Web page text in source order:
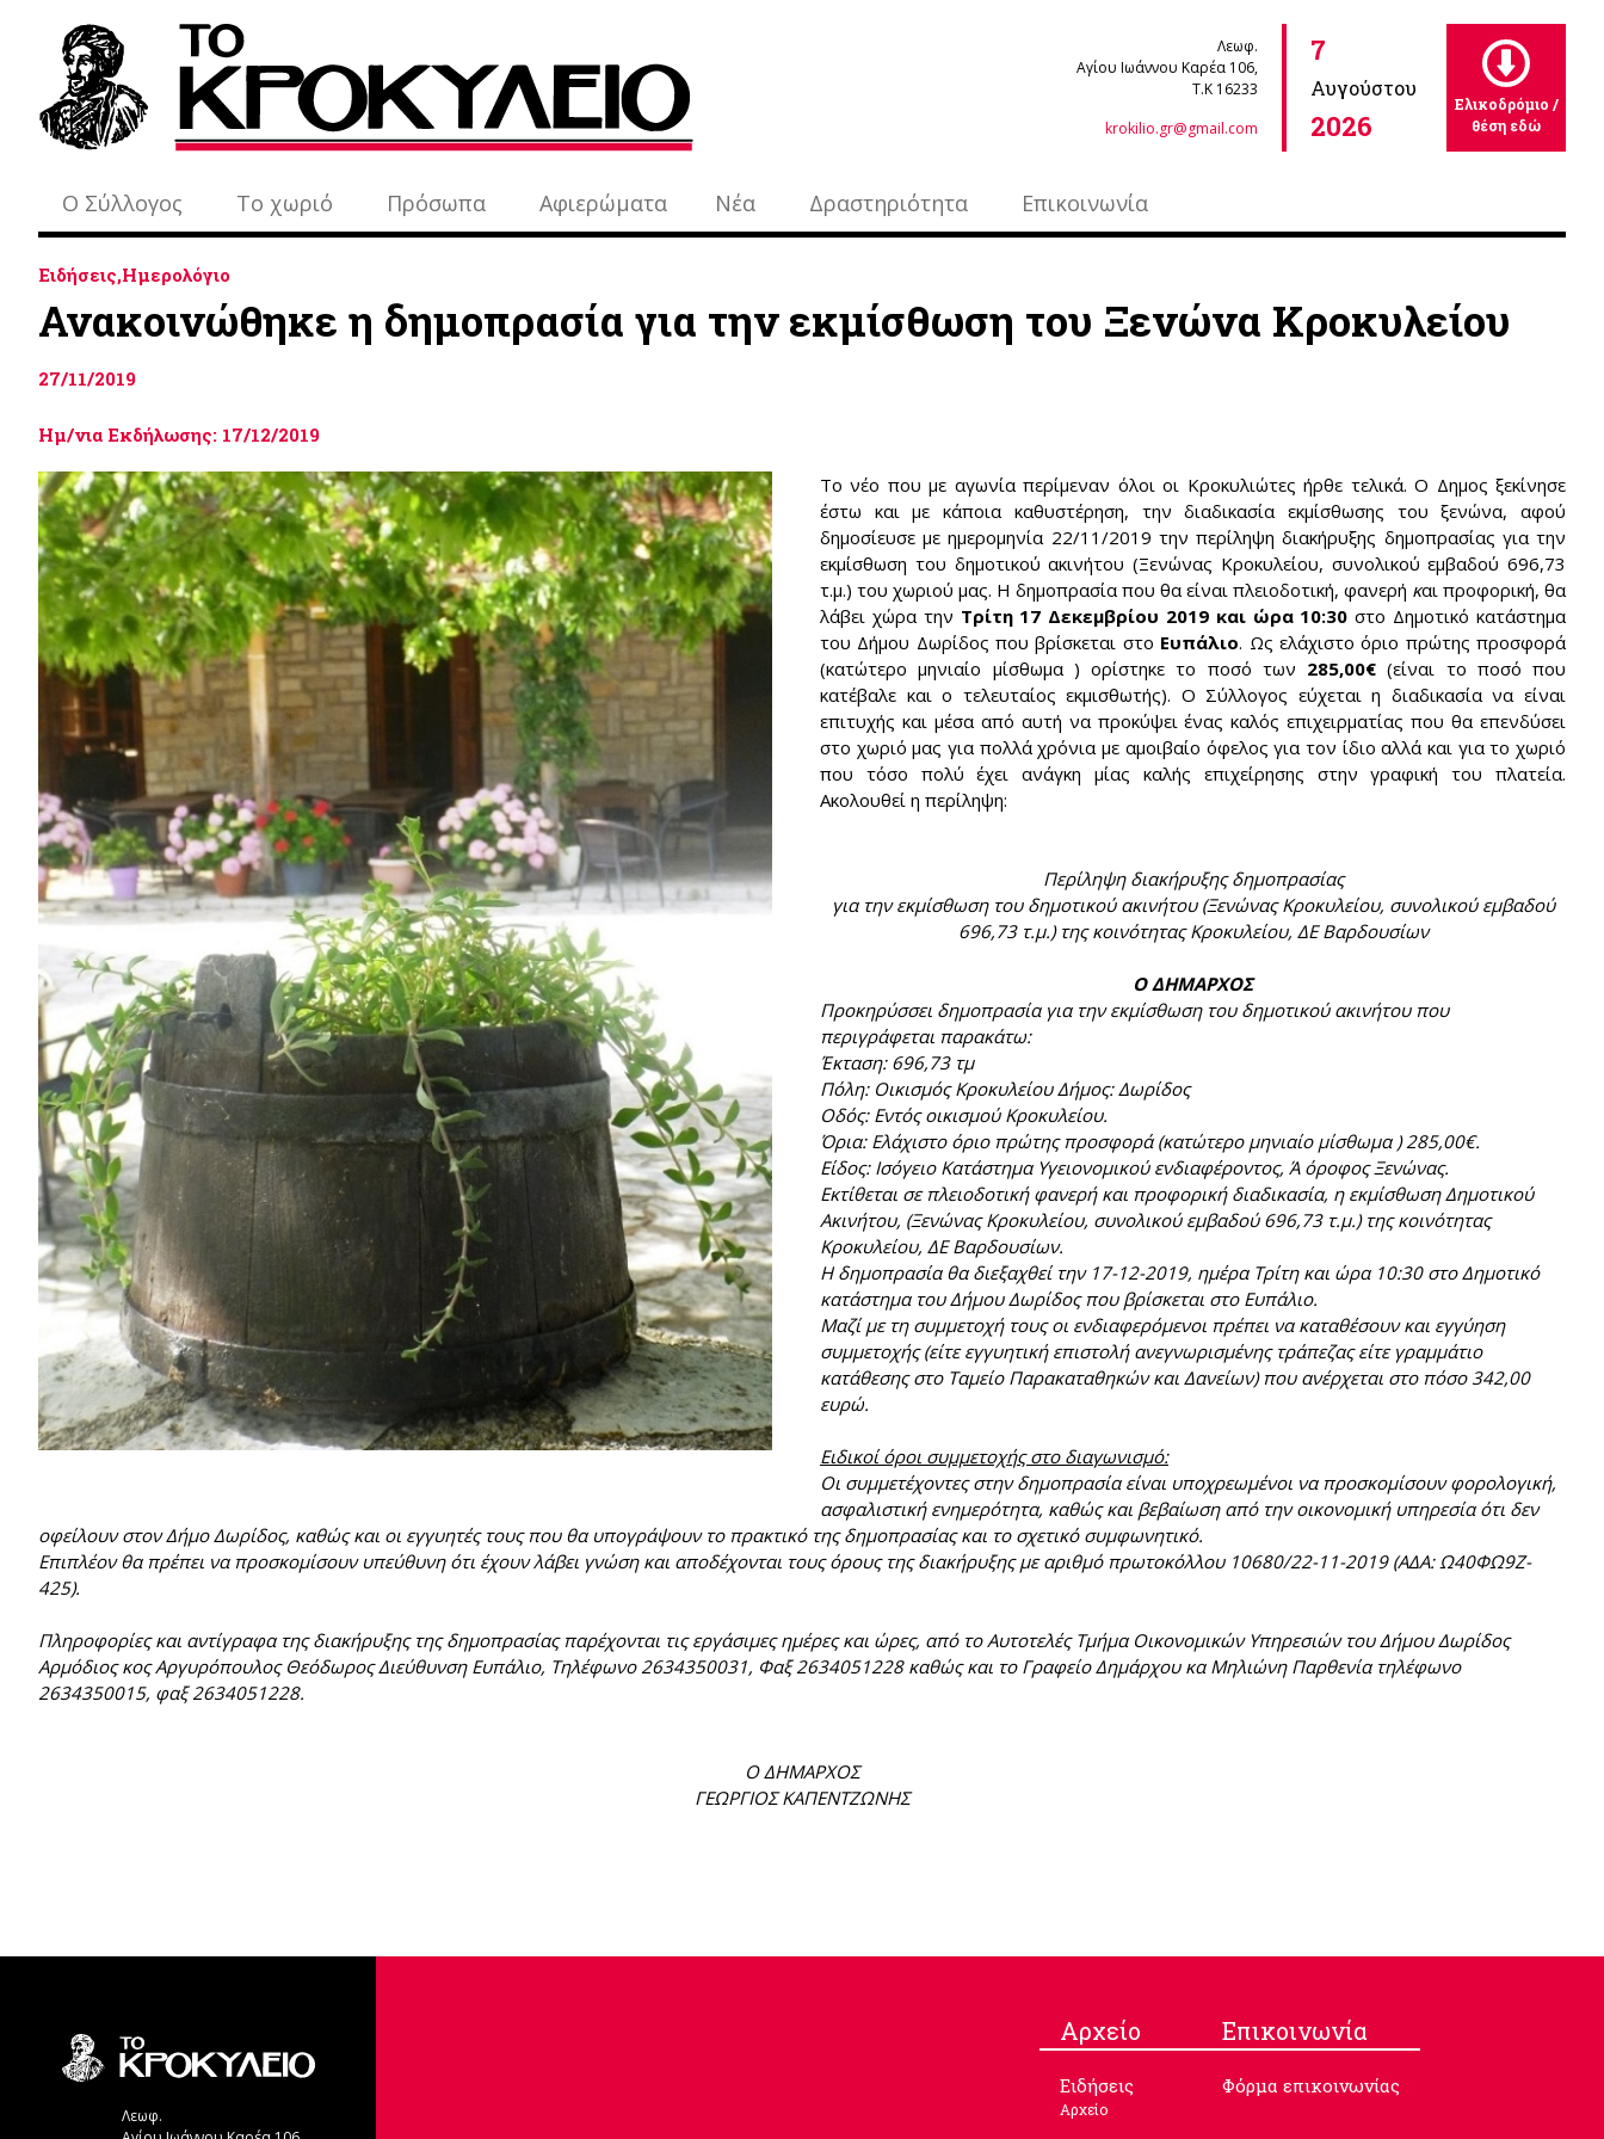
Λεωφ.
Αγίου Ιωάννου Καρέα 106,
Τ.Κ 16233
krokilio.gr@gmail.com
7
Αυγούστου
2026
Ελικοδρόμιο /
θέση εδώ
Ο Σύλλογος Το χωριό Πρόσωπα Αφιερώματα Νέα Δραστηριότητα Επικοινωνία
Ειδήσεις,Ημερολόγιο
Ανακοινώθηκε η δημοπρασία για την εκμίσθωση του Ξενώνα Κροκυλείου
27/11/2019
Ημ/νια Εκδήλωσης: 17/12/2019
Το νέο που με αγωνία περίμεναν όλοι οι Κροκυλιώτες ήρθε τελικά. Ο Δημος ξεκίνησε
έστω και με κάποια καθυστέρηση, την διαδικασία εκμίσθωσης του ξενώνα, αφού
δημοσίευσε με ημερομηνία 22/11/2019 την περίληψη διακήρυξης δημοπρασίας για την
εκμίσθωση του δημοτικού ακινήτου (Ξενώνας Κροκυλείου, συνολικού εμβαδού 696,73
τ.μ.) του χωριού μας. Η δημοπρασία που θα είναι πλειοδοτική, φανερή και προφορική, θα
λάβει χώρα την Τρίτη 17 Δεκεμβρίου 2019 και ώρα 10:30 στο Δημοτικό κατάστημα
του Δήμου Δωρίδος που βρίσκεται στο Ευπάλιο. Ως ελάχιστο όριο πρώτης προσφορά
(κατώτερο μηνιαίο μίσθωμα ) ορίστηκε το ποσό των 285,00€ (είναι το ποσό που
κατέβαλε και ο τελευταίος εκμισθωτής). Ο Σύλλογος εύχεται η διαδικασία να είναι
επιτυχής και μέσα από αυτή να προκύψει ένας καλός επιχειρματίας που θα επενδύσει
στο χωριό μας για πολλά χρόνια με αμοιβαίο όφελος για τον ίδιο αλλά και για το χωριό
που τόσο πολύ έχει ανάγκη μίας καλής επιχείρησης στην γραφική του πλατεία.
Ακολουθεί η περίληψη:
Περίληψη διακήρυξης δημοπρασίας
για την εκμίσθωση του δημοτικού ακινήτου (Ξενώνας Κροκυλείου, συνολικού εμβαδού
696,73 τ.μ.) της κοινότητας Κροκυλείου, ΔΕ Βαρδουσίων
Ο ΔΗΜΑΡΧΟΣ
Προκηρύσσει δημοπρασία για την εκμίσθωση του δημοτικού ακινήτου που
περιγράφεται παρακάτω:
Έκταση: 696,73 τμ
Πόλη: Οικισμός Κροκυλείου Δήμος: Δωρίδος
Οδός: Εντός οικισμού Κροκυλείου.
Όρια: Ελάχιστο όριο πρώτης προσφορά (κατώτερο μηνιαίο μίσθωμα ) 285,00€.
Είδος: Ισόγειο Κατάστημα Υγειονομικού ενδιαφέροντος, Ά όροφος Ξενώνας.
Εκτίθεται σε πλειοδοτική φανερή και προφορική διαδικασία, η εκμίσθωση Δημοτικού
Ακινήτου, (Ξενώνας Κροκυλείου, συνολικού εμβαδού 696,73 τ.μ.) της κοινότητας
Κροκυλείου, ΔΕ Βαρδουσίων.
Η δημοπρασία θα διεξαχθεί την 17-12-2019, ημέρα Τρίτη και ώρα 10:30 στο Δημοτικό
κατάστημα του Δήμου Δωρίδος που βρίσκεται στο Ευπάλιο.
Μαζί με τη συμμετοχή τους οι ενδιαφερόμενοι πρέπει να καταθέσουν και εγγύηση
συμμετοχής (είτε εγγυητική επιστολή ανεγνωρισμένης τράπεζας είτε γραμμάτιο
κατάθεσης στο Ταμείο Παρακαταθηκών και Δανείων) που ανέρχεται στο πόσο 342,00
ευρώ.
Ειδικοί όροι συμμετοχής στο διαγωνισμό:
Οι συμμετέχοντες στην δημοπρασία είναι υποχρεωμένοι να προσκομίσουν φορολογική,
ασφαλιστική ενημερότητα, καθώς και βεβαίωση από την οικονομική υπηρεσία ότι δεν
οφείλουν στον Δήμο Δωρίδος, καθώς και οι εγγυητές τους που θα υπογράψουν το πρακτικό της δημοπρασίας και το σχετικό συμφωνητικό.
Επιπλέον θα πρέπει να προσκομίσουν υπεύθυνη ότι έχουν λάβει γνώση και αποδέχονται τους όρους της διακήρυξης με αριθμό πρωτοκόλλου 10680/22-11-2019 (ΑΔΑ: Ω40ΦΩ9Ζ-
425).
Πληροφορίες και αντίγραφα της διακήρυξης της δημοπρασίας παρέχονται τις εργάσιμες ημέρες και ώρες, από το Αυτοτελές Τμήμα Οικονομικών Υπηρεσιών του Δήμου Δωρίδος
Αρμόδιος κος Αργυρόπουλος Θεόδωρος Διεύθυνση Ευπάλιο, Τηλέφωνο 2634350031, Φαξ 2634051228 καθώς και το Γραφείο Δημάρχου κα Μηλιώνη Παρθενία τηλέφωνο
2634350015, φαξ 2634051228.
Ο ΔΗΜΑΡΧΟΣ
ΓΕΩΡΓΙΟΣ ΚΑΠΕΝΤΖΩΝΗΣ
Λεωφ.
Aρχείο
Ειδήσεις
Αρχείο
Επικοινωνία
Φόρμα επικοινωνίας